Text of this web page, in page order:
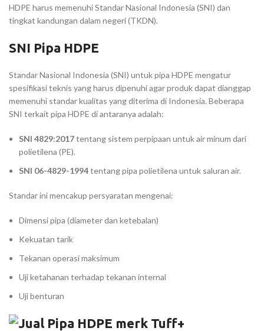
HDPE harus memenuhi Standar Nasional Indonesia (SNI) dan
tingkat kandungan dalam negeri (TKDN).
SNI Pipa HDPE
Standar Nasional Indonesia (SNI) untuk pipa HDPE mengatur
spesifikasi teknis yang harus dipenuhi agar produk dapat dianggap
memenuhi standar kualitas yang diterima di Indonesia. Beberapa
SNI terkait pipa HDPE di antaranya adalah:
SNI 4829:2017tentang sistem perpipaan untuk air minum dari
polietilena (PE).
SNI 06-4829-1994tentang pipa polietilena untuk saluran air.
Standar ini mencakup persyaratan mengenai:
Dimensi pipa (diameter dan ketebalan)
Kekuatan tarik
Tekanan operasi maksimum
Uji ketahanan terhadap tekanan internal
Uji benturan